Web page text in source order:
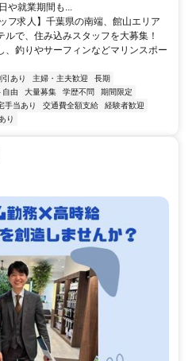
や就業期間も...
フ求人】千葉県の南端、館山エリア
で、住み込みスタッフを大募集！
、釣りやサーフィンなどマリンスポー
引あり 主婦・主夫歓迎
長期
自由 大量募集 学歴不問
期間限定
手当あり 交通費全額支給
経験者歓迎
り